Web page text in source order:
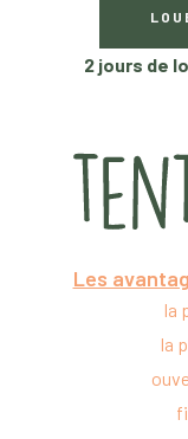
2 jours de
Les
la
la